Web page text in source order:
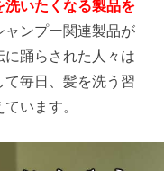
洗いたくなる製品を
ャンプー関連製品が
踊らされた人々は
毎日、髪を洗う習
います。